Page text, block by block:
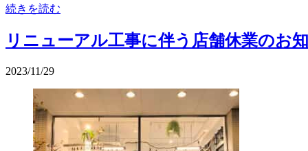
続きを読む
リニューアル工事に伴う店舗休業のお
2023/11/29